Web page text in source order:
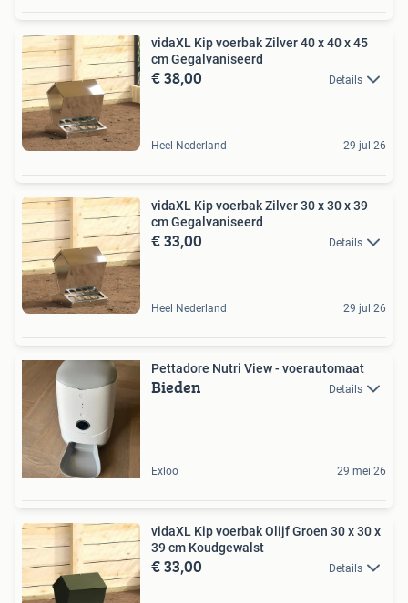
vidaXL Kip voerbak Zilver 40 x 40 x 45
cm Gegalvaniseerd
€ 38,00 Details
Heel Nederland 29 jul 26
vidaXL Kip voerbak Zilver 30 x 30 x 39
cm Gegalvaniseerd
€ 33,00 Details
Heel Nederland 29 jul 26
Pettadore Nutri View - voerautomaat
Bieden Details
Exloo 29 mei 26
vidaXL Kip voerbak Olijf Groen 30 x 30 x
39 cm Koudgewalst
€ 33,00 Details